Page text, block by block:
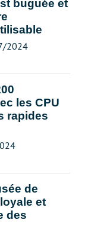
buguée et
2024
les CPU
rapides
de
et
des